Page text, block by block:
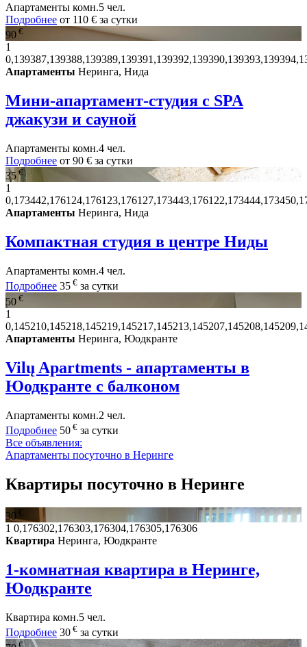
Апартаменты комн.5 чел.
Подробнее от 110 € за сутки
90 €
1
Апартаменты Неринга, Нида
Мини-апартамент-студия с SPA
джакузи и сауной
Апартаменты комн.4 чел.
Подробнее от 90 € за сутки
35 €
1
Апартаменты Неринга, Нида
Компактная студия в центре Ниды
Апартаменты комн.4 чел.
Подробнее 35 € за сутки
50 €
1
Апартаменты Неринга, Юодкранте
Vilų Apartments - апартаменты в
Юодкранте с балконом
Апартаменты комн.2 чел.
Подробнее 50 € за сутки
Все объявления:
Апартаменты посуточно в Неринге
Квартиры посуточно в Неринге
30 €
1 0,176302,176303,176304,176305,176306
Квартира Неринга, Юодкранте
1-комнатная квартира в Неринге,
Юодкранте
Квартира комн.5 чел.
Подробнее 30 € за сутки
€